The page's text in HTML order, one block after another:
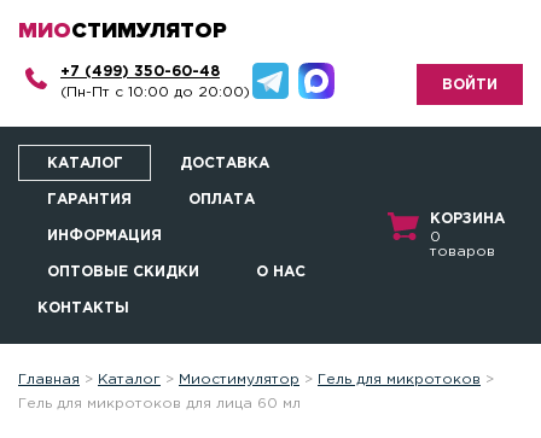
МИОСТИМУЛЯТОР
+7 (499) 350-60-48
(Пн-Пт с 10:00 до 20:00)
ВОЙТИ
КАТАЛОГ ДОСТАВКА
ГАРАНТИЯ ОПЛАТА
ИНФОРМАЦИЯ
ОПТОВЫЕ СКИДКИ О НАС
КОНТАКТЫ
КОРЗИНА
0
товаров
Главная > Каталог > Миостимулятор > Гель для микротоков >
Гель для микротоков для лица 60 мл